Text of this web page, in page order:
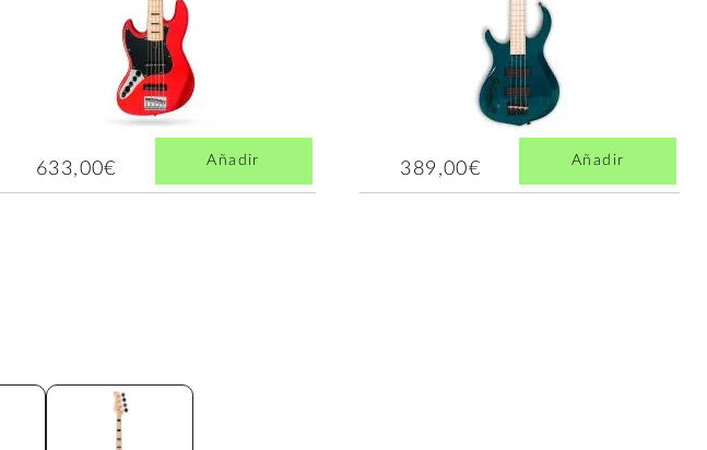
633,00€ Añadir 389,00€ Añadir